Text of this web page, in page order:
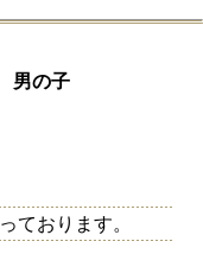
男の子
ております。